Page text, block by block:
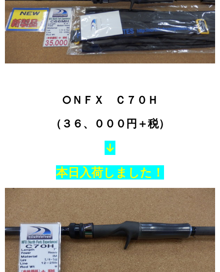
○ＮＦＸ Ｃ７０Ｈ
（３６、０００円＋税）
↓
本日入荷しました！